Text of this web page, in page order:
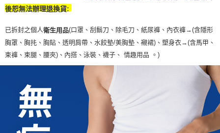
後恕無法辦理退換貨:
已拆封之個人衛生用品(口罩、刮鬍刀、除毛刀、紙尿褲、內衣褲→(含隱形
胸罩、胸扥、胸貼、透明肩帶、水餃墊/美胸墊、襯裙)、塑身衣→(含馬甲、
束褲、束腿、腰夾) 、內搭、泳裝、襪子、 情趣用品 。)